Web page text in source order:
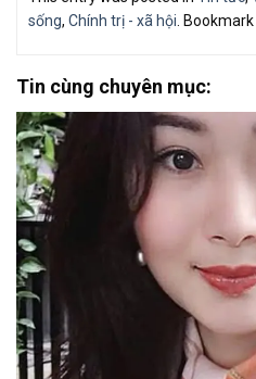
sống, Chính trị - xã hội .
Tin cùng chuyên mục: